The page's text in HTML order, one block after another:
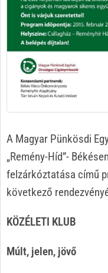
A Magyar Pünkösdi
„Remény-Híd”-
felzárkóztatása című
következő
KÖZÉLETI KLUB
Múlt, jelen, jövő